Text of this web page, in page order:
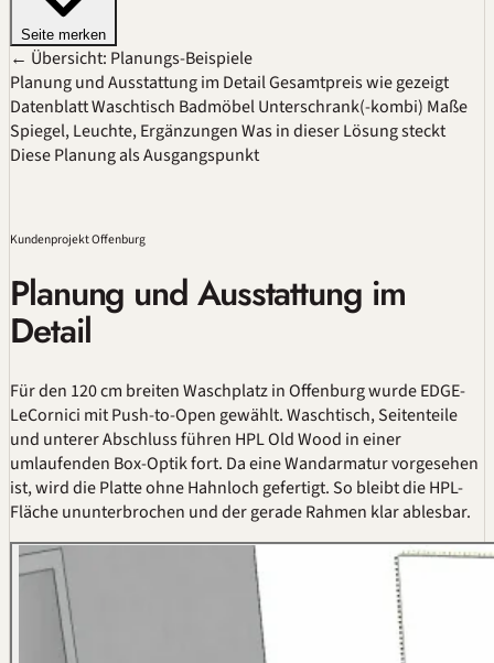
Seite merken
← Übersicht: Planungs-Beispiele
Planung und Ausstattung im DetailGesamtpreis wie gezeigt
DatenblattWaschtisch BadmöbelUnterschrank(-kombi) Maße
Spiegel, Leuchte, ErgänzungenWas in dieser Lösung steckt
Diese Planung als Ausgangspunkt
Kundenprojekt Offenburg
Planung und Ausstattung im
Detail
Für den 120 cm breiten Waschplatz in Offenburg wurde EDGE-
LeCornici mitPush-to-Open gewählt. Waschtisch, Seitenteile
und unterer Abschluss führen HPL Old Wood in einer
umlaufenden Box-Optik fort. Da eine Wandarmatur vorgesehen
ist, wird die Platte ohne Hahnloch gefertigt. So bleibt die HPL-
Fläche ununterbrochen und der gerade Rahmen klar ablesbar.